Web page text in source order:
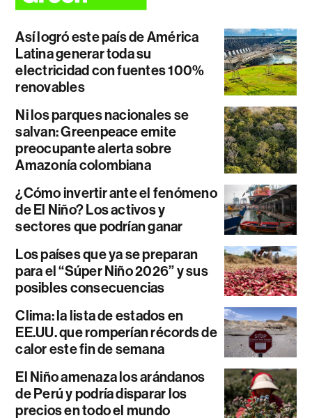
Así logró este país de América
Latina generar toda su
electricidad con fuentes 100%
renovables
Ni los parques nacionales se
salvan: Greenpeace emite
preocupante alerta sobre
Amazonía colombiana
¿Cómo invertir ante el fenómeno
de El Niño? Los activos y
sectores que podrían ganar
Los países que ya se preparan
para el “Súper Niño 2026” y sus
posibles consecuencias
Clima: la lista de estados en
EE.UU. que romperían récords de
calor este fin de semana
El Niño amenaza los arándanos
de Perú y podría disparar los
precios en todo el mundo